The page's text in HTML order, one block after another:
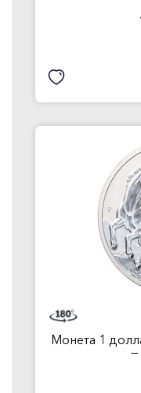
Монета 1
—